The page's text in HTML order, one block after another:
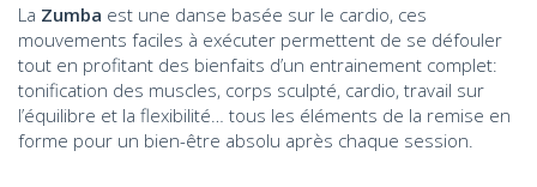
La Zumba est une danse basée sur le cardio, ces
mouvements faciles à exécuter permettent de se défouler
tout en profitant des bienfaits d’un entrainement complet:
tonification des muscles, corps sculpté, cardio, travail sur
l’équilibre et la flexibilité… tous les éléments de la remise en
forme pour un bien-être absolu après chaque session.